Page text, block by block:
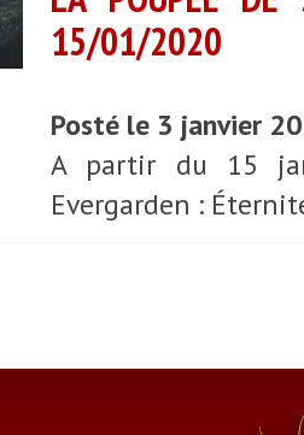
15/01/2020
Posté le 3 janvier
A partir du 15
Evergarden :